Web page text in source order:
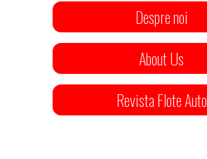
Despre noi
About Us
Revista Flote Auto